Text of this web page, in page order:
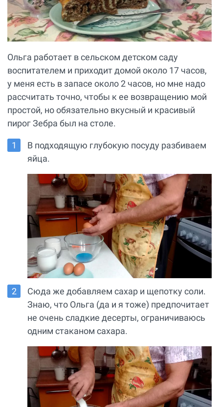
Ольга работает в сельском детском саду
воспитателем и приходит домой около 17 часов,
у меня есть в запасе около 2 часов, но мне надо
рассчитать точно, чтобы к ее возвращению мой
простой, но обязательно вкусный и красивый
пирог Зебра был на столе.
В подходящую глубокую посуду разбиваем
яйца.
Сюда же добавляем сахар и щепотку соли.
Знаю, что Ольга (да и я тоже) предпочитает
не очень сладкие десерты, ограничиваюсь
одним стаканом сахара.